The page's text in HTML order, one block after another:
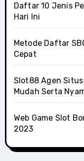
Daftar 10 Jenis
Hari Ini
Metode Daftar
Cepat
Slot88 Agen Situs
Mudah Serta
Web Game Slot
2023